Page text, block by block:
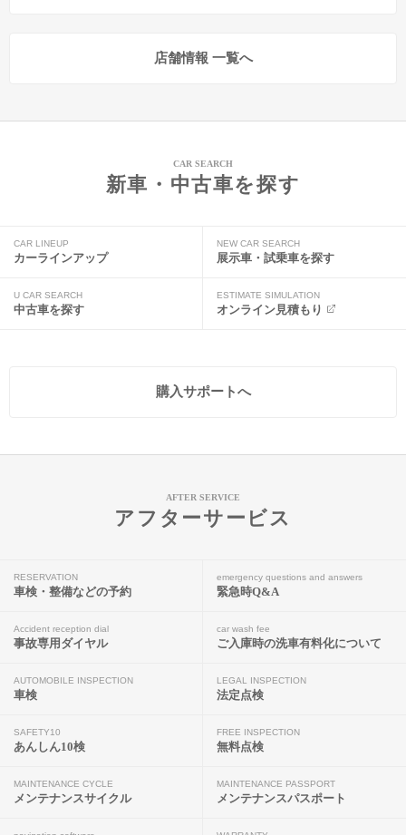
店舗情報 一覧へ
CAR SEARCH
新車・中古車を探す
CAR LINEUP
カーラインアップ
NEW CAR SEARCH
展示車・試乗車を探す
U CAR SEARCH
中古車を探す
ESTIMATE SIMULATION
オンライン見積もり
購入サポートへ
AFTER SERVICE
アフターサービス
RESERVATION
車検・整備などの予約
emergency questions and answers
緊急時Q&A
Accident reception dial
事故専用ダイヤル
car wash fee
ご入庫時の洗車有料化について
AUTOMOBILE INSPECTION
車検
LEGAL INSPECTION
法定点検
SAFETY10
あんしん10検
FREE INSPECTION
無料点検
MAINTENANCE CYCLE
メンテナンスサイクル
MAINTENANCE PASSPORT
メンテナンスパスポート